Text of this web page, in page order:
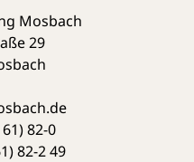
Mosbach
29
61) 82-0
82-2 49